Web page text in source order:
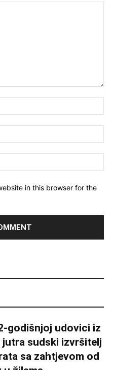
in this browser for the
godišnjoj udovici iz
jutra sudski izvršitelj
sa zahtjevom od